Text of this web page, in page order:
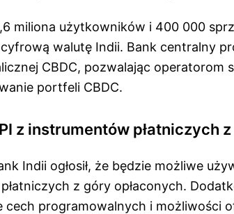
miliona użytkowników i 400 000
walutę Indii. Bank centralny
CBDC, pozwalając operatorom
portfeli CBDC.
z instrumentów płatniczych
Indii ogłosił, że będzie możliwe
z góry opłaconych.
cech programowalnych i możliwości